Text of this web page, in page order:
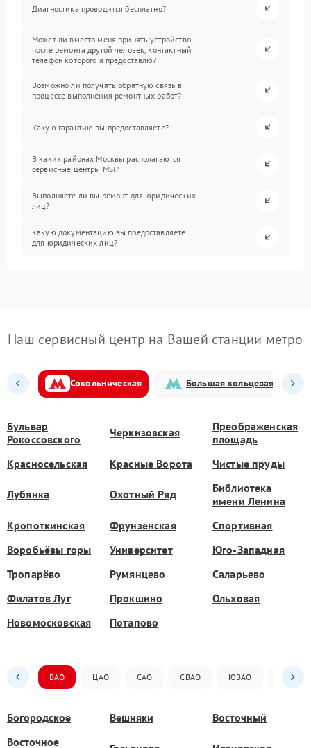
Диагностика проводится бесплатно?
Может ли вместо меня принять устройство
после ремонта другой человек, контактный
телефон которого я предоставлю?
Возможно ли получать обратную связь в
процессе выполнения ремонтных работ?
Какую гарантию вы предоставляете?
В каких районах Москвы располагаются
сервисные центры MSI?
Выполняете ли вы ремонт для юридических
лиц?
Какую документацию вы предоставляете
для юридических лиц?
Наш сервисный центр на Вашей станции метро
Сокольническая Большая кольцевая
Бульвар
Рокоссовского
Черкизовская
Преображенская
площадь
Красносельская
Красные Ворота Чистые пруды
Лубянка Охотный Ряд
Библиотека
имени Ленина
Кропоткинская
Фрунзенская
Спортивная
Воробьёвы горы
Университет
Юго-Западная
Тропарёво
Румянцево
Саларьево
Филатов Луг
Прокшино
Ольховая
Новомосковская
Потапово
ВАО ЦАО САО СВАО ЮВАО ЮАО
Богородское Вешняки
Восточный
Восточное